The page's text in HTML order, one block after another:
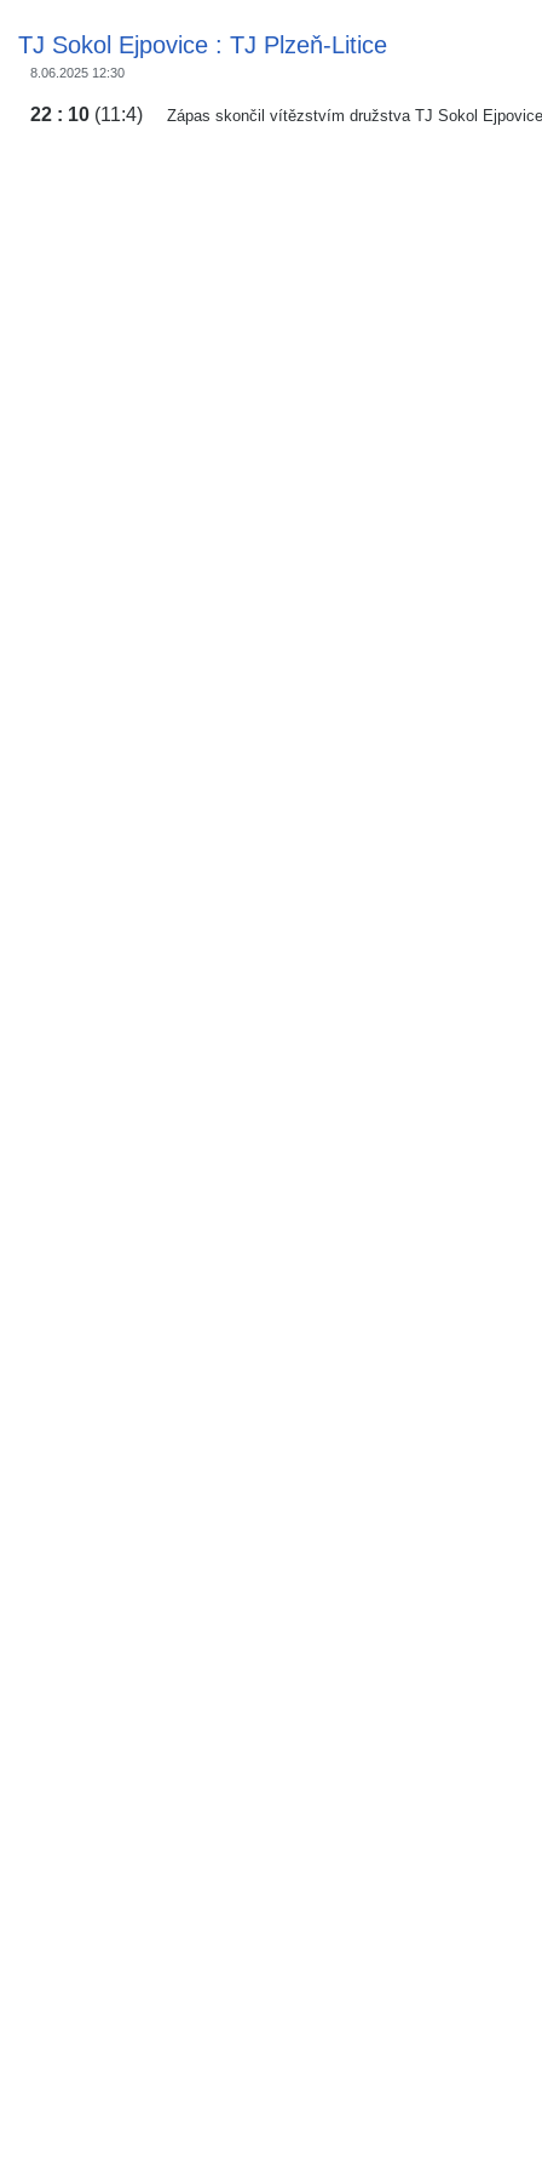
TJ Sokol Ejpovice : TJ Plzeň-Litice
8.06.2025 12:30
22 : 10 (11:4) Zápas skončil vítězstvím družstva TJ Sokol